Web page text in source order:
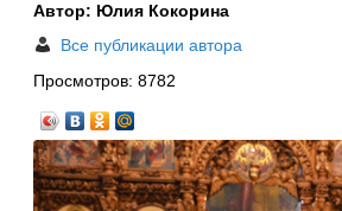
Автор: Юлия Кокорина
Все публикации автора
Просмотров: 8782